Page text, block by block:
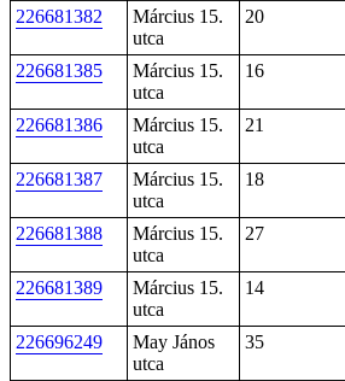
226681382
Március 15.
utca
20
226681385
Március 15.
utca
16
226681386
Március 15.
utca
21
226681387
Március 15.
utca
18
226681388
Március 15.
utca
27
226681389
Március 15.
utca
14
226696249
May János
utca
35